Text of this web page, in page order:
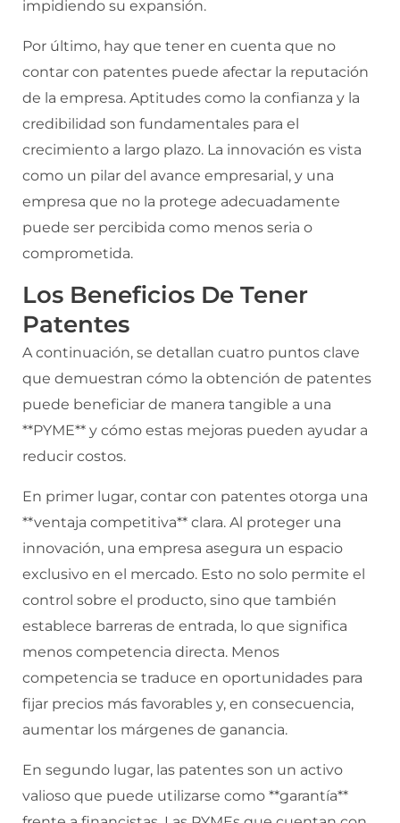
impidiendo su expansión.
Por último, hay que tener en cuenta que no
contar con patentes puede afectar la reputación
de la empresa. Aptitudes como la confianza y la
credibilidad son fundamentales para el
crecimiento a largo plazo. La innovación es vista
como un pilar del avance empresarial, y una
empresa que no la protege adecuadamente
puede ser percibida como menos seria o
comprometida.
Los Beneficios De Tener
Patentes
A continuación, se detallan cuatro puntos clave
que demuestran cómo la obtención de patentes
puede beneficiar de manera tangible a una
**PYME** y cómo estas mejoras pueden ayudar a
reducir costos.
En primer lugar, contar con patentes otorga una
**ventaja competitiva** clara. Al proteger una
innovación, una empresa asegura un espacio
exclusivo en el mercado. Esto no solo permite el
control sobre el producto, sino que también
establece barreras de entrada, lo que significa
menos competencia directa. Menos
competencia se traduce en oportunidades para
fijar precios más favorables y, en consecuencia,
aumentar los márgenes de ganancia.
En segundo lugar, las patentes son un activo
valioso que puede utilizarse como **garantía**